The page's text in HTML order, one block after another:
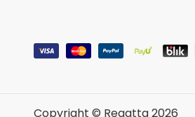
Copyright © Regatta 2026